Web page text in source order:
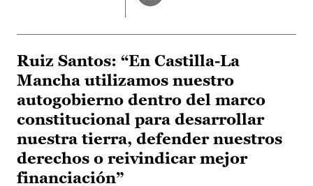
Ruiz Santos: “En Castilla-La
Mancha utilizamos nuestro
autogobierno dentro del marco
constitucional para desarrollar
nuestra tierra, defender nuestros
derechos o reivindicar mejor
financiación”